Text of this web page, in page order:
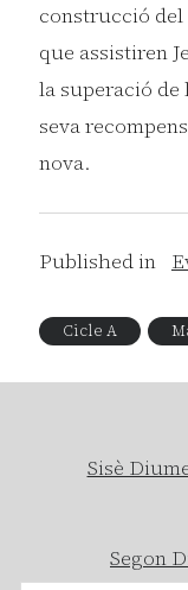
construcció del
que assistiren
la superació de
seva
nova.
Published in
Cicle A
Sisè
Segon